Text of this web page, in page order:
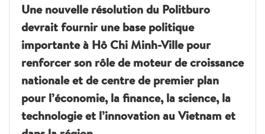
Une nouvelle résolution du Politburo
devrait fournir une base politique
importante à Hô Chi Minh-Ville pour
renforcer son rôle de moteur de croissance
nationale et de centre de premier plan
pour l’économie, la finance, la science, la
technologie et l’innovation au Vietnam et